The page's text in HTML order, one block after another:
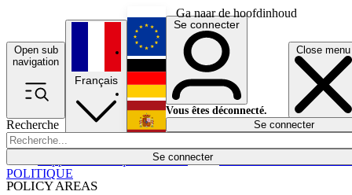
Ga naar de hoofdinhoud
Open sub
navigation
Close menu
Recherche
Se connecter
POLICY AREAS
Économie
Français
English
Deutsch
Español
Se connecter
Vous êtes déconnecté.
Se connecter
POLITIQUE